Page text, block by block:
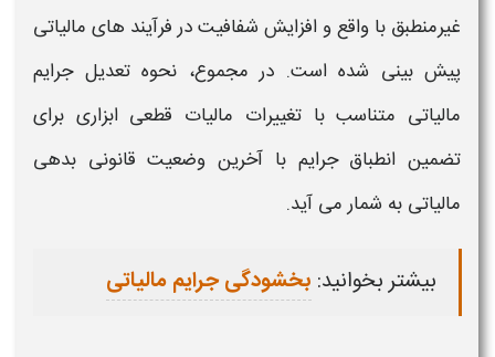
غیرمنطبق با واقع و افزایش شفافیت در فرآیند های مالیاتی
پیش‌ بینی شده است. در مجموع، نحوهتعدیل جرایم
مالیاتی متناسبباتغییرات مالیات قطعیابزاری برای
تضمین انطباقجرایمبا آخرین وضعیت قانونی بدهی
مالیاتی به شمار می‌ آید.
بیشتر بخوانید: بخشودگی جرایم مالیاتی